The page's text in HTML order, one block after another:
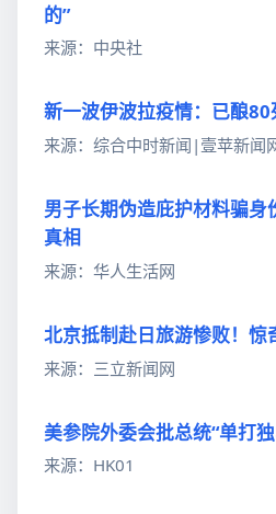
的”
来源：中央社
新一波伊波拉疫情：已酿
来源：综合中时新闻|壹苹新闻
男子长期伪造庇护材料骗身
真相
来源：华人生活网
北京抵制赴日旅游惨败！惊
来源：三立新闻网
美参院外委会批总统“单打
来源：HK01